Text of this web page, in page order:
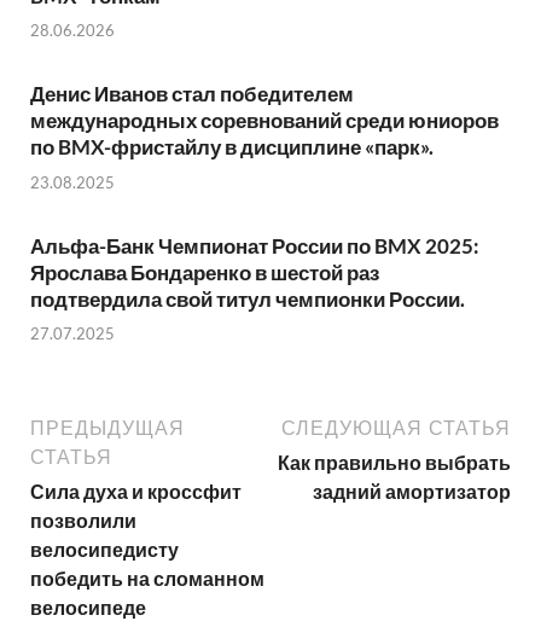
28.06.2026
Денис Иванов стал победителем
международных соревнований среди юниоров
по BMX-фристайлу в дисциплине «парк».
23.08.2025
Альфа-Банк Чемпионат России по BMX 2025:
Ярослава Бондаренко в шестой раз
подтвердила свой титул чемпионки России.
27.07.2025
ПРЕДЫДУЩАЯ
СТАТЬЯ
Сила духа и кроссфит
позволили
велосипедисту
победить на сломанном
велосипеде
СЛЕДУЮЩАЯ СТАТЬЯ
Как правильно выбрать
задний амортизатор